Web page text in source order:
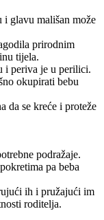
glavu mališan može
prirodnim
tijela.
i periva je u perilici.
okupirati bebu
da se kreće i proteže
podražaje.
pa beba
ih i pružajući im
roditelja.